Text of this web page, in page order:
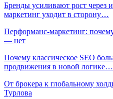
Бренды усиливают рост через
маркетинг уходит в сторону…
Перформанс-маркетинг:
— нет
Почему классическое SEO
продвижения в новой логике…
От брокера к глобальному
Турлова